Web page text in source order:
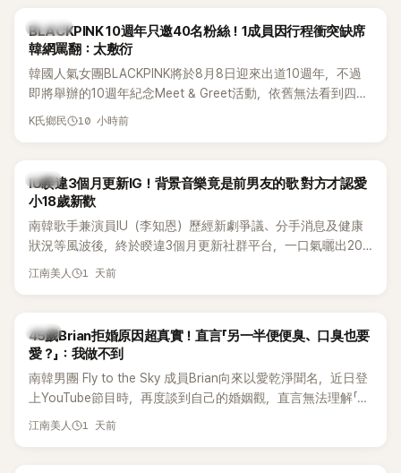
K-POP
BLACKPINK 10週年只邀40名粉絲！1成員因行程衝突缺席
韓網罵翻：太敷衍
韓國人氣女團BLACKPINK將於8月8日迎來出道10週年，不過
即將舉辦的10週年紀念Meet & Greet活動，依舊無法看到四人
合體。根據韓媒《MyDaily》7日報導，當天將由Jisoo（智秀）、
K氏鄉民 10 小時前
韓星
IU睽違3個月更新IG！背景音樂竟是前男友的歌 對方才認愛
小18歲新歡
南韓歌手兼演員IU（李知恩）歷經新劇爭議、分手消息及健康
狀況等風波後，終於睽違3個月更新社群平台，一口氣曬出20
張近況照，讓大批粉絲又驚又喜。不過，比起照片本身，更引
江南美人 1 天前
韓星
45歲Brian拒婚原因超真實！直言「另一半便便臭、口臭也要
愛？」：我做不到
南韓男團 Fly to the Sky 成員Brian向來以愛乾淨聞名，近日登
上YouTube節目時，再度談到自己的婚姻觀，直言無法理解「連
另一半的口臭、便便臭都要愛」這種說法，更大方表明自己是不
江南美人 1 天前